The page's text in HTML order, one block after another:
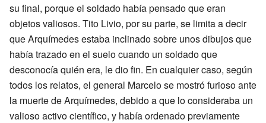
su final, porque el soldado había pensado que eran
objetos valiosos. Tito Livio, por su parte, se limita a decir
que Arquímedes estaba inclinado sobre unos dibujos que
había trazado en el suelo cuando un soldado que
desconocía quién era, le dio fin. En cualquier caso, según
todos los relatos, el general Marcelo se mostró furioso ante
la muerte de Arquímedes, debido a que lo consideraba un
valioso activo científico, y había ordenado previamente